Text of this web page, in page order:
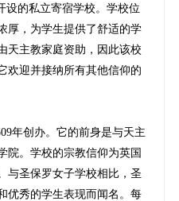
设的私立寄宿学校。学校位
厚，为学生提供了舒适的学
天主教家庭资助，因此该校
欢迎并接纳所有其他信仰的
年创办。它的前身是与天主
院。学校的宗教信仰为英国
与圣保罗女子学校相比，圣
优秀的学生表现而闻名。每